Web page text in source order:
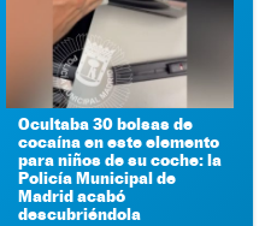
Ocultaba 30 bolsas de
cocaína en este elemento
para niños de su coche: la
Policía Municipal de
Madrid acabó
descubriéndola